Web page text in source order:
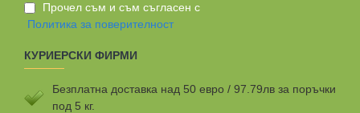
Прочел съм и съм съгласен с
Политика за поверителност
КУРИЕРСКИ ФИРМИ
Безплатна доставка над 50 евро / 97.79лв за поръчки
под 5 кг.